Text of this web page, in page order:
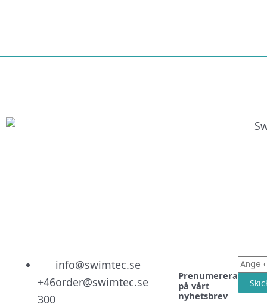
+46
300
info@swimtec.se
order@swimtec.se
Prenumerera
på vårt
nyhetsbrev
E-
post